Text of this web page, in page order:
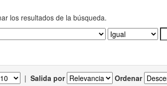
los resultados de la búsqueda.
| Salida por Ordenar